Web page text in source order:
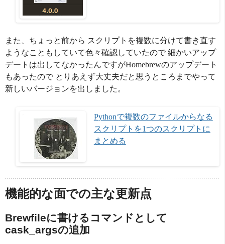
また、ちょっと前から スクリプトを複数に分けて書き直す
ようなこともしていて色々確認していたので 細かいアップ
デートは出してなかったんですがHomebrewのアップデート
もあったので とりあえず大丈夫だと思うところまでやって
新しいバージョンを出しました。
Pythonで複数のファイルからなる
スクリプトを1つのスクリプトに
まとめる
機能的な面での主な更新点
Brewfileに書けるコマンドとして
cask_argsの追加